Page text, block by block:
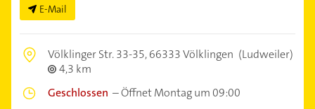
E-Mail
Völklinger Str. 33-35,66333 Völklingen (Ludweiler)
4,3 km
Geschlossen –Öffnet Montag um 09:00